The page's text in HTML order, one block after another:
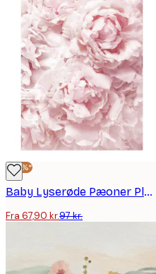
-30%*
Baby Lyserøde Pæoner Plakat
Fra 67,90 kr.97 kr.